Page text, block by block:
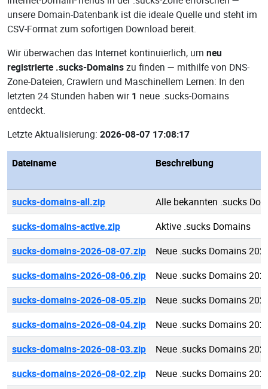
unsere Domain-Datenbank ist die ideale Quelle und steht im
CSV-Format zum sofortigen Download bereit.
Wir überwachen das Internet kontinuierlich, um neu
registrierte .sucks-Domainszu finden — mithilfe von DNS-
Zone-Dateien, Crawlern und Maschinellem Lernen: In den
letzten 24 Stunden haben wir 1 neue .sucks-Domains
entdeckt.
Letzte Aktualisierung: 2026-08-07 17:08:17
Dateiname Beschreibung
sucks-domains-all.zip
Alle bekannten .sucks
sucks-domains-active.zip
Aktive .sucks Domains
sucks-domains-2026-08-07.zip
Neue .sucks Domains
sucks-domains-2026-08-06.zip
Neue .sucks Domains
sucks-domains-2026-08-05.zip
Neue .sucks Domains
sucks-domains-2026-08-04.zip
Neue .sucks Domains
sucks-domains-2026-08-03.zip
Neue .sucks Domains
sucks-domains-2026-08-02.zip
Neue .sucks Domains